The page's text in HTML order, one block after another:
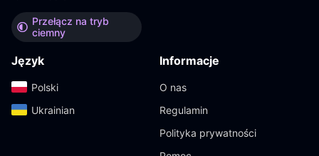
Przełącz na tryb
ciemny
Język
Polski‎
Ukrainian‎
Informacje
O nas
Regulamin
Polityka prywatności